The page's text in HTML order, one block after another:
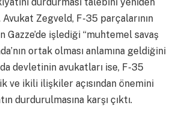
Zegveld, F-35 parçalarının
Gazze’de işlediği “muhtemel savaş
ortak olması anlamına geldiğini
devletinin avukatları ise, F-35
ve ikili ilişkiler açısından önemini
durdurulmasına karşı çıktı.